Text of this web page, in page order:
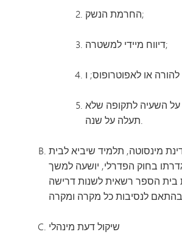
החרמת הנשק;
דיווח מיידי למשטרה;
השעיה לתקופה שלא
תעלה על שנה.
מינסוטה, תלמיד שיביא לבית
בחוק הפדרלי, יושעה למשך
בית הספר רשאית לשנות דרישה
שיקול דעת מינהלי